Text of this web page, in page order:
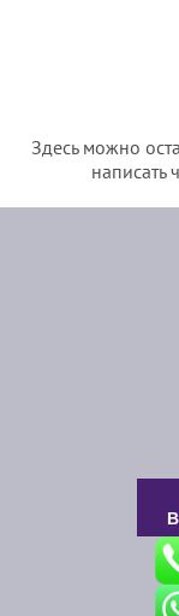
Здесь можно
написать